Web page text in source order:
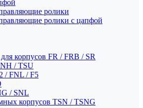
ролики
ролики с цапфой
корпусов FR / FRB / SR
/ TSU
/ FNL / F5
/ SNL
корпусов TSN / TSNG